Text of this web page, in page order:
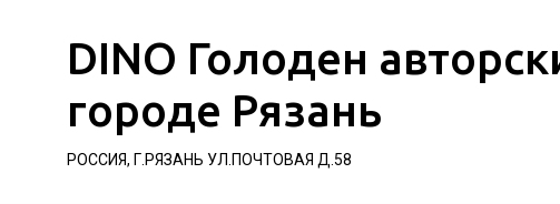
DINO Голоден
городе Рязань
РОССИЯ, Г.РЯЗАНЬ УЛ.ПОЧТОВАЯ Д.58